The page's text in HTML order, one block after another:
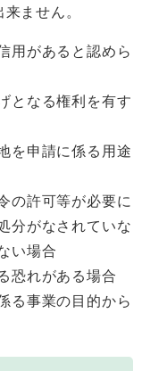
ません。
用があると認めら
となる権利を有す
を申請に係る用途
の許可等が必要に
分がなされていな
い場合
恐れがある場合
る事業の目的から